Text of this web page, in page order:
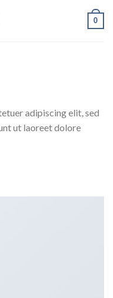
0
adipiscing elit, sed
ut laoreet dolore